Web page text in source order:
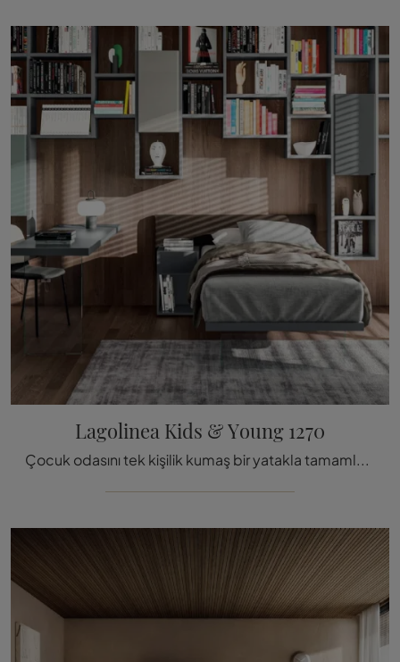
Lagolinea Kids & Young 1270
Çocuk odasını tek kişilik kumaş bir yatakla tamamlamak ister misiniz? İşte Lago'nun çocuklar ve gençler için tasarlanmış Lagoline